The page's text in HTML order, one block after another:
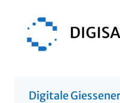
Digitale